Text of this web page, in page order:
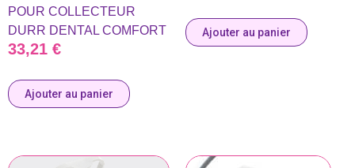
POUR COLLECTEUR
DURR DENTAL COMFORT
33,21 €
Ajouter au panier
Ajouter au panier